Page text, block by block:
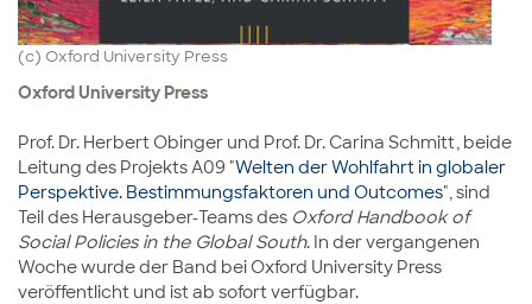
(c) Oxford University Press
Oxford University Press
Prof. Dr. Herbert Obinger und Prof. Dr. Carina Schmitt, beide
Leitung des Projekts A09 "Welten der Wohlfahrt in globaler
Perspektive. Bestimmungsfaktoren und Outcomes", sind
Teil des Herausgeber-Teams des Oxford Handbook of
Social Policies in the Global South. In der vergangenen
Woche wurde der Band bei Oxford University Press
veröffentlicht und ist ab sofort verfügbar.